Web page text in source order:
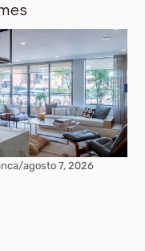
/agosto 7, 2026